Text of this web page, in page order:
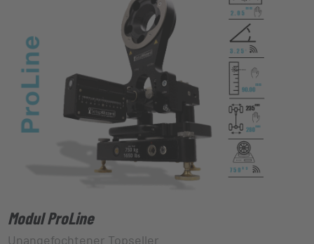
Modul ProLine
Unangefochtener Topseller